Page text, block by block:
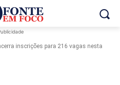
inscrições para 216 vagas nesta